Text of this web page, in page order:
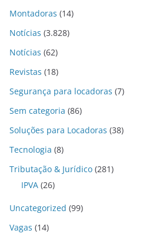
Montadoras (14)
Notícias (3.828)
Notícias (62)
Revistas (18)
Segurança para locadoras (7)
Sem categoria (86)
Soluções para Locadoras (38)
Tecnologia (8)
Tributação & Jurídico (281)
IPVA (26)
Uncategorized (99)
Vagas (14)